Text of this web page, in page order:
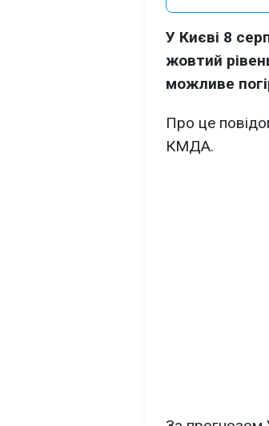
У Києві 8
жовтий
можливе
Про це
КМДА.